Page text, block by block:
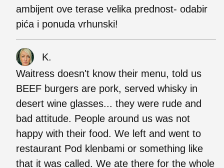
ambijent ove terase velika prednost- odabir
pića i ponuda vrhunski!
K.
Waitress doesn't know their menu, told us
BEEF burgers are pork, served whisky in
desert wine glasses... they were rude and
bad attitude. People around us was not
happy with their food. We left and went to
restaurant Pod klenbami or something like
that it was called. We ate there for the whole